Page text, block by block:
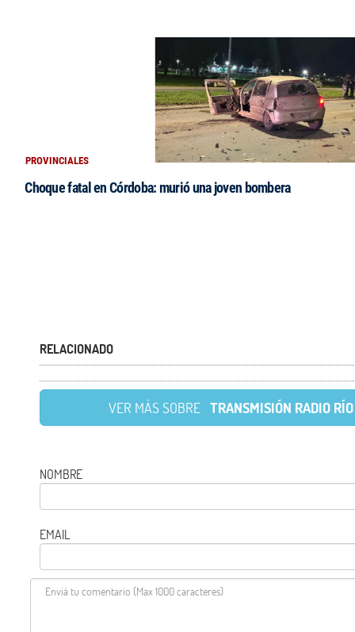
PROVINCIALES
Choque fatal en Córdoba: murió una joven bombera
RELACIONADO
VER MÁS SOBRETRANSMISIÓN RADIO
NOMBRE
EMAIL